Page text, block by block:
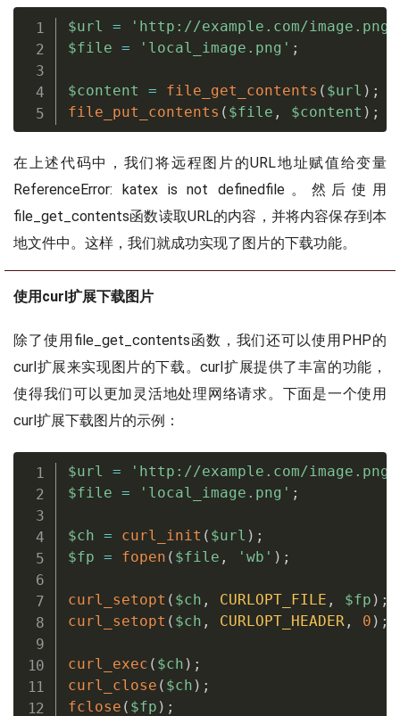
$url = 'http://example.com/image.png'
$file = 'local_image.png' ;
$content = file_get_contents ( $url ) ;
file_put_contents ( $file , $content ) ;
在上述代码中，我们将远程图片的URL地址赋值给变量
ReferenceError: katex is not definedfile。然后使用
file_get_contents函数读取URL的内容，并将内容保存到本
地文件中。这样，我们就成功实现了图片的下载功能。
使用curl扩展下载图片
除了使用file_get_contents函数，我们还可以使用PHP的
curl扩展来实现图片的下载。curl扩展提供了丰富的功能，
使得我们可以更加灵活地处理网络请求。下面是一个使用
curl扩展下载图片的示例：
$url = 'http://example.com/image.png'
$file = 'local_image.png' ;
$ch = curl_init ( $url ) ;
$fp = fopen ( $file , 'wb' ) ;
curl_setopt ( $ch , CURLOPT_FILE , $fp ) ;
curl_setopt ( $ch , CURLOPT_HEADER, 0 ) ;
curl_exec ( $ch ) ;
curl_close ( $ch ) ;
fclose ( $fp ) ;